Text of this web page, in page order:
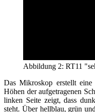
Abbildung 2: RT11
Das Mikroskop erstellt eine
Höhen der aufgetragenen
linken Seite zeigt, dass
steht. Über hellblau, grün